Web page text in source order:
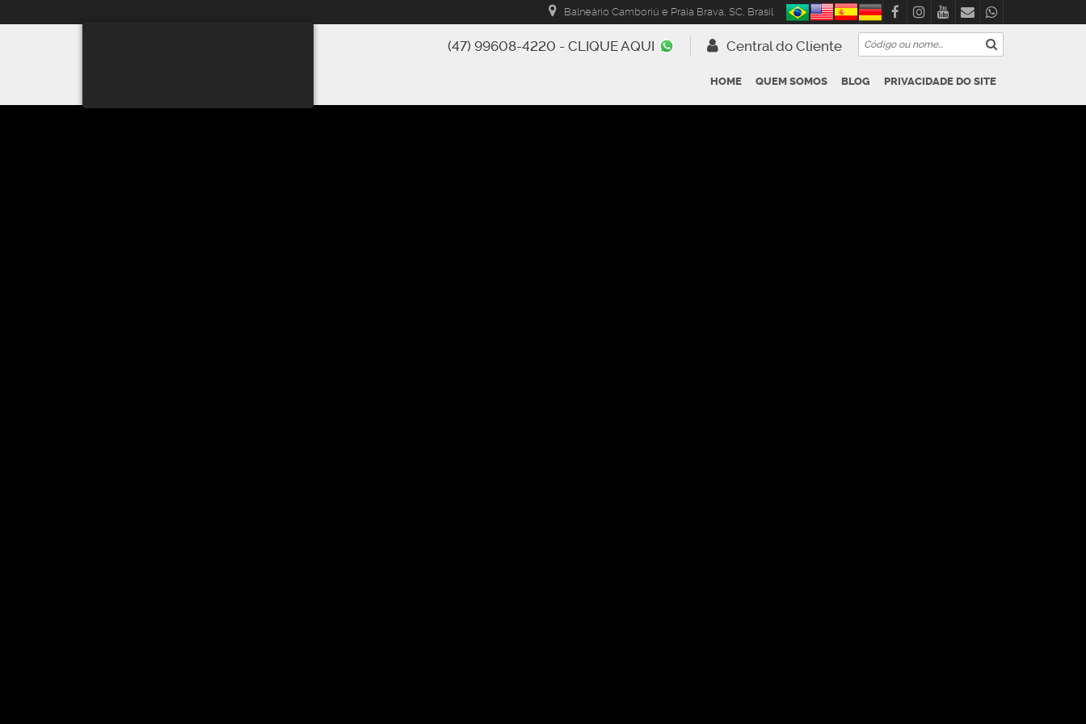
Balneário Camboriú e Praia Brava, SC, Brasil
Central do Cliente
(47) 99608-4220 - CLIQUE AQUI
PRIVACIDADE DO SITE
BLOG
QUEM SOMOS
HOME